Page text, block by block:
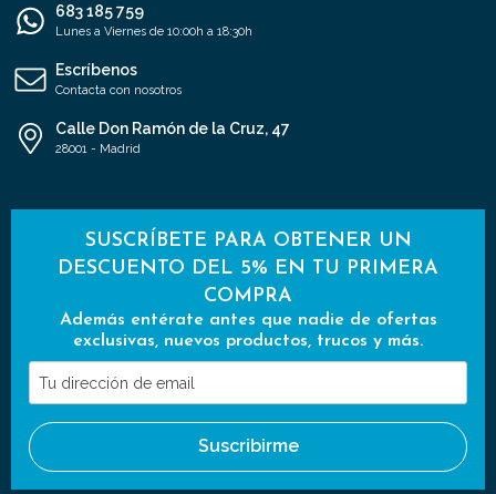
683 185 759
Lunes a Viernes de 10:00h a 18:30h
Escríbenos
Contacta con nosotros
Calle Don Ramón de la Cruz, 47
28001 - Madrid
SUSCRÍBETE PARA OBTENER UN
DESCUENTO DEL 5% EN TU PRIMERA
COMPRA
Además entérate antes que nadie de ofertas
exclusivas, nuevos productos, trucos y más.
Tu
dirección
de
email
Suscribirme